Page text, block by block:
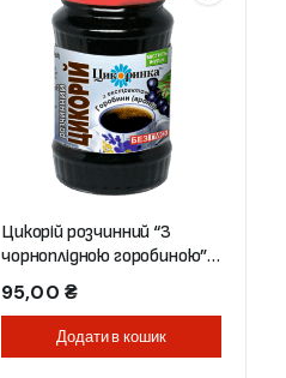
Цикорій розчинний “З
чорноплідною горобиною”
200 г (банка)
95,00 ₴
Додати в кошик